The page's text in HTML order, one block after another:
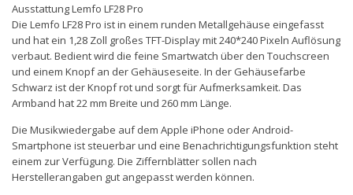
Flatrate-Datentarife
Ausstattung Lemfo LF28 Pro
Die Lemfo LF28 Pro ist in einem runden Metallgehäuse eingefasst
und hat ein 1,28 Zoll großes TFT-Display mit 240*240 Pixeln Auflösung
verbaut. Bedient wird die feine Smartwatch über den Touchscreen
und einem Knopf an der Gehäuseseite. In der Gehäusefarbe
Schwarz ist der Knopf rot und sorgt für Aufmerksamkeit. Das
Armband hat 22 mm Breite und 260 mm Länge.
Die Musikwiedergabe auf dem Apple iPhone oder Android-
Smartphone ist steuerbar und eine Benachrichtigungsfunktion steht
einem zur Verfügung. Die Ziffernblätter sollen nach
Herstellerangaben gut angepasst werden können.